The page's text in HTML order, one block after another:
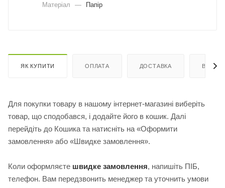
Матеріал
— Папір
ЯК КУПИТИ ОПЛАТА ДОСТАВКА
Для покупки товару в нашому інтернет-магазині виберіть
товар, що сподобався, і додайте його в кошик. Далі
перейдіть до Кошика та натисніть на «Оформити
замовлення» або «Швидке замовлення».
Коли оформляєте швидке замовлення, напишіть ПІБ,
телефон. Вам передзвонить менеджер та уточнить умови